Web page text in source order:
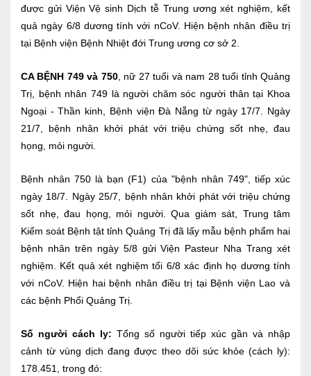
được gửi Viện Vệ sinh Dịch tễ Trung ương xét nghiệm, kết
quả ngày 6/8 dương tính với nCoV. Hiện bệnh nhân điều trị
tại Bệnh viện Bệnh Nhiệt đới Trung ương cơ sở 2.
CA BỆNH 749 và 750, nữ 27 tuổi và nam 28 tuổi tỉnh Quảng
Trị, bệnh nhân 749 là người chăm sóc người thân tại Khoa
Ngoại - Thần kinh, Bệnh viện Đà Nẵng từ ngày 17/7. Ngày
21/7, bệnh nhân khởi phát với triệu chứng sốt nhẹ, đau
họng, mỏi người.
Bệnh nhân 750 là bạn (F1) của "bệnh nhân 749", tiếp xúc
ngày 18/7. Ngày 25/7, bệnh nhân khởi phát với triệu chứng
sốt nhẹ, đau họng, mỏi người. Qua giám sát, Trung tâm
Kiểm soát Bệnh tật tỉnh Quảng Trị đã lấy mẫu bệnh phẩm hai
bệnh nhân trên ngày 5/8 gửi Viện Pasteur Nha Trang xét
nghiệm. Kết quả xét nghiệm tối 6/8 xác định họ dương tính
với nCoV. Hiện hai bệnh nhân điều trị tại Bệnh viện Lao và
các bệnh Phổi Quảng Trị.
Số người cách ly: Tổng số người tiếp xúc gần và nhập
cảnh từ vùng dịch đang được theo dõi sức khỏe (cách ly):
178.451, trong đó: